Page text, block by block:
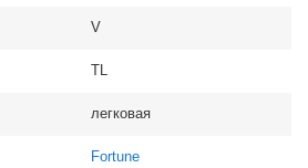
V
TL
легковая
Fortune